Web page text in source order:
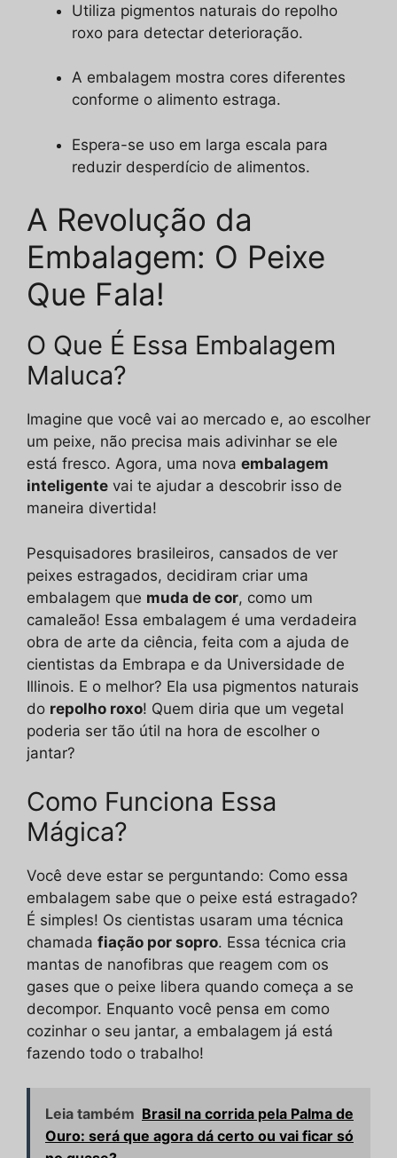
Utiliza pigmentos naturais do repolho
roxo para detectar deterioração.
A embalagem mostra cores diferentes
conforme o alimento estraga.
Espera-se uso em larga escala para
reduzir desperdício de alimentos.
A Revolução da
Embalagem: O Peixe
Que Fala!
O Que É Essa Embalagem
Maluca?
Imagine que você vai ao mercado e, ao escolher
um peixe, não precisa mais adivinhar se ele
está fresco. Agora, uma nova embalagem
inteligente vai te ajudar a descobrir isso de
maneira divertida!
Pesquisadores brasileiros, cansados de ver
peixes estragados, decidiram criar uma
embalagem que muda de cor, como um
camaleão! Essa embalagem é uma verdadeira
obra de arte da ciência, feita com a ajuda de
cientistas da Embrapa e da Universidade de
Illinois. E o melhor? Ela usa pigmentos naturais
do repolho roxo! Quem diria que um vegetal
poderia ser tão útil na hora de escolher o
jantar?
Como Funciona Essa
Mágica?
Você deve estar se perguntando: Como essa
embalagem sabe que o peixe está estragado?
É simples! Os cientistas usaram uma técnica
chamada fiação por sopro. Essa técnica cria
mantas de nanofibras que reagem com os
gases que o peixe libera quando começa a se
decompor. Enquanto você pensa em como
cozinhar o seu jantar, a embalagem já está
fazendo todo o trabalho!
Leia também Brasil na corrida pela Palma de
Ouro: será que agora dá certo ou vai ficar só